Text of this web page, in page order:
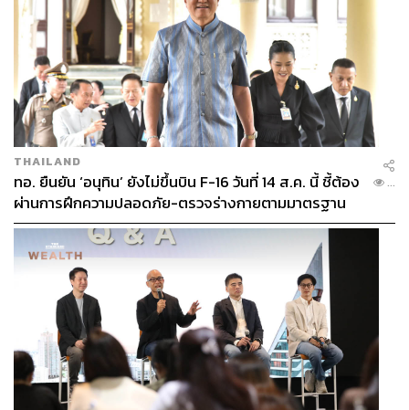
THAILAND
ทอ. ยืนยัน ‘อนุทิน’ ยังไม่ขึ้นบิน F-16 วันที่ 14 ส.ค. นี้ ชี้ต้อง
ผ่านการฝึกความปลอดภัย-ตรวจร่างกายตามมาตรฐาน
ก่อน
...